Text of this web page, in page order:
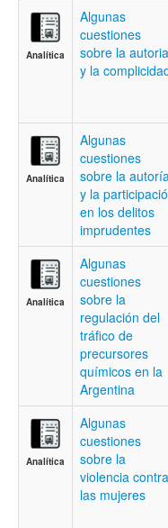
Analítica
Algunas
cuestiones
sobre la autoria
y la
Analítica
Algunas
cuestiones
sobre la
y la
en los delitos
imprudentes
Analítica
Algunas
cuestiones
sobre la
regulación del
tráfico de
precursores
químicos en la
Argentina
Analítica
Algunas
cuestiones
sobre la
violencia contra
las mujeres